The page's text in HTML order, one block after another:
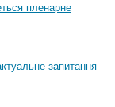
пленарне
запитання